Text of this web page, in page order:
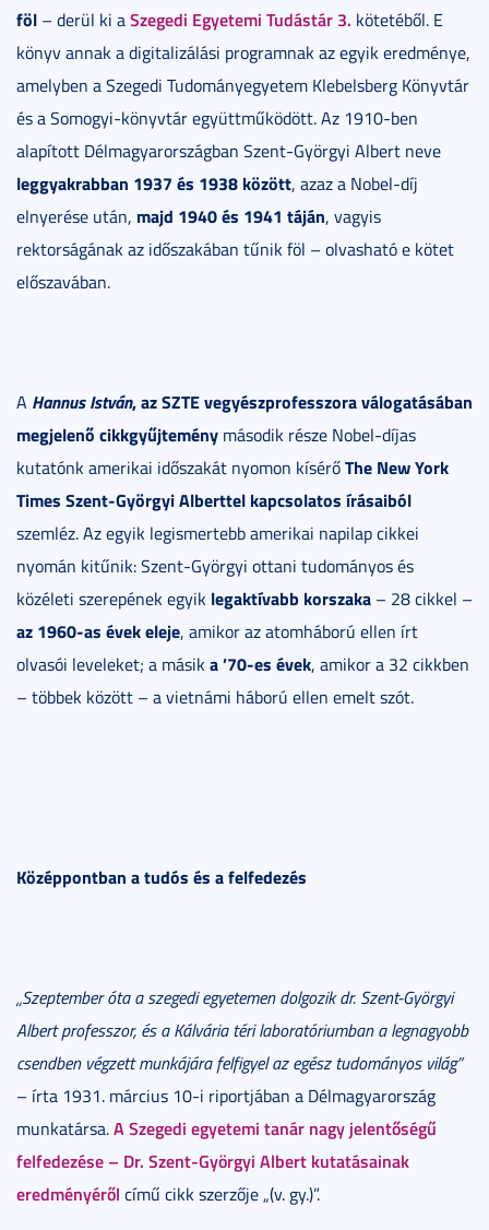
föl – derül ki aSzegedi Egyetemi Tudástár 3. kötetéből. E
könyv annak a digitalizálási programnak az egyik eredménye,
amelyben a Szegedi Tudományegyetem Klebelsberg Könyvtár
és a Somogyi-könyvtár együttműködött. Az 1910-ben
alapított Délmagyarországban Szent-Györgyi Albert neve
leggyakrabban 1937 és 1938 között, azaz a Nobel-díj
elnyerése után, majd 1940 és 1941 táján, vagyis
rektorságának az időszakában tűnik föl – olvasható e kötet
előszavában.
A Hannus István, az SZTE vegyészprofesszora válogatásában
megjelenő cikkgyűjtemény második része Nobel-díjas
kutatónk amerikai időszakát nyomon kísérőThe New York
Times Szent-Györgyi Alberttel kapcsolatos írásaiból
szemléz. Az egyik legismertebb amerikai napilap cikkei
nyomán kitűnik: Szent-Györgyi ottani tudományos és
közéleti szerepének egyik legaktívabb korszaka – 28 cikkel –
az 1960-as évek eleje, amikor az atomháború ellen írt
olvasói leveleket; a másika ’70-es évek, amikor a 32 cikkben
– többek között – a vietnámi háború ellen emelt szót.
Középpontban a tudós és a felfedezés
„Szeptember óta a szegedi egyetemen dolgozik dr. Szent-Györgyi
Albert professzor, és a Kálvária téri laboratóriumban a legnagyobb
csendben végzett munkájára felfigyel az egész tudományos világ”
– írta 1931. március 10-i riportjában a Délmagyarország
munkatársa.A Szegedi egyetemi tanár nagy jelentőségű
felfedezése – Dr. Szent-Györgyi Albert kutatásainak
eredményéről című cikk szerzője „(v. gy.)”.